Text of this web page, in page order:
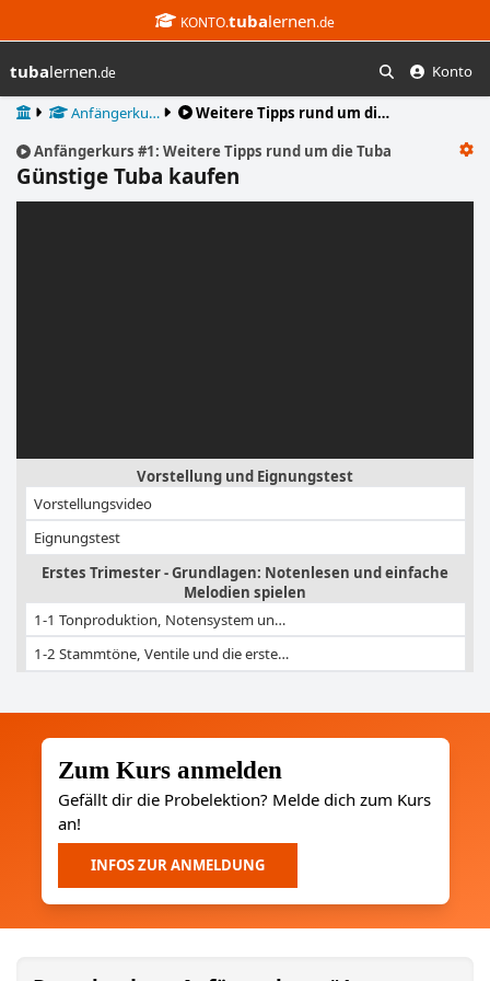
KONTO.tubalernen.de
tubalernen.de Konto
Start Anfänger­ku…
Weitere Tipps rund um di…
Anfänger­kurs #1: Weitere Tipps rund um die Tuba
Günstige Tuba kaufen
Vorstellung und Eignungstest
Vorstellungs­video
Eignungstest
Erstes Trimester - Grundlagen: Notenlesen und einfache
Melodien spielen
1-1 Ton­produk­tion, Noten­system un…
1-2 Stammtöne, Ventile und die erste…
1-5 Naturtöne und die 7 Griffkombina…
1-6 Achtelnote, Achtelpause + Dreivi…
1-7 Tonanfänge, Zungenanstoß
1-8 Neuer Ton: G + Wiederholungszeic…
1-9 Der Punkt hinter der Note
1-10 Die B-Dur Tonleiter
Zum Kurs anmelden
Gefällt dir die Probelektion? Melde dich zum Kurs
an!
INFOS ZUR ANMELDUNG